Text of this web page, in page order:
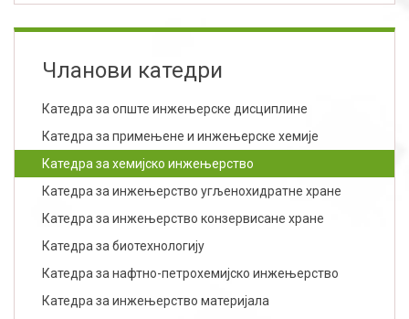
Чланови катедри
Катедра за опште инжењерске дисциплине
Катедра за примењене и инжењерске хемије
Катедра за хемијско инжењерство
Катедра за инжењерство угљенохидратне хране
Катедра за инжењерство конзервисане хране
Катедра за биотехнологију
Катедра за нафтно-петрохемијско инжењерство
Катедра за инжењерство материјала